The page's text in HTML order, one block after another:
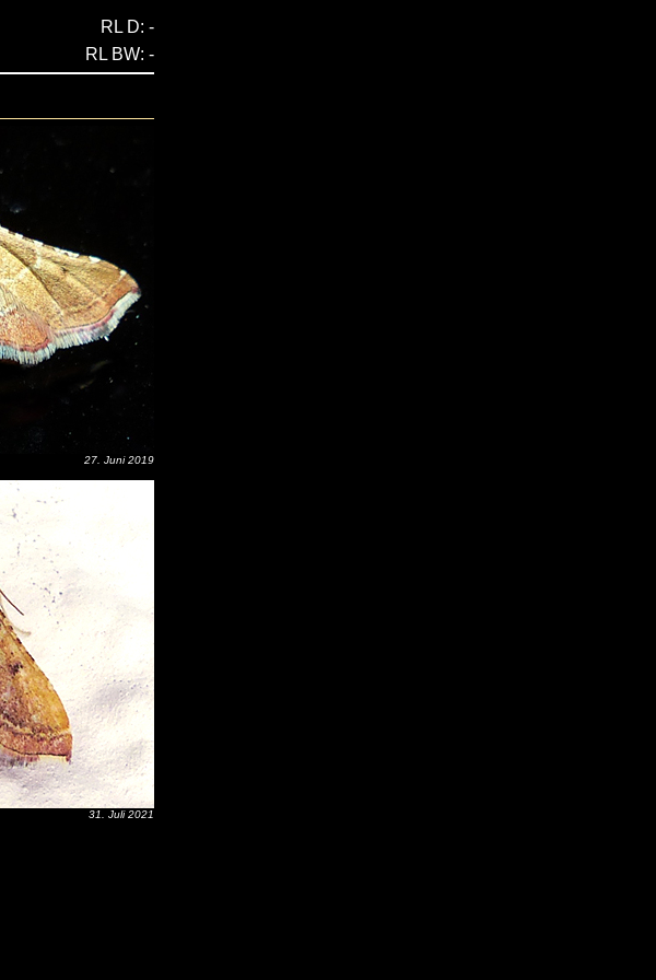
RL D: -
RL BW: -
27. Juni 2019
31. Juli 2021